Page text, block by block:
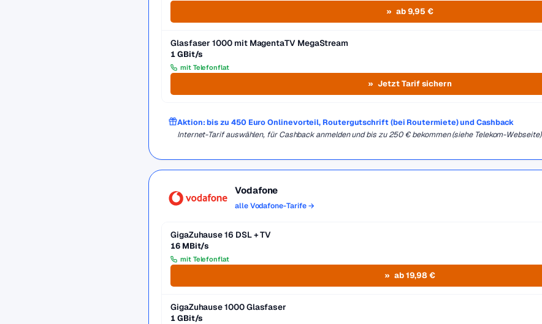
ab 9,95 €
Glasfaser 1000 mit MagentaTV MegaStream
1 GBit/s
mit Telefonflat
Jetzt Tarif sichern
Aktion: bis zu 450 Euro Onlinevorteil, Routergutschrift (bei Routermiete) und Cashback
Internet-Tarif auswählen, für Cashback anmelden und bis zu 250 € bekommen (siehe Telekom-Webseite)
Vodafone
alle Vodafone-Tarife →
GigaZuhause 16 DSL + TV
16 MBit/s
mit Telefonflat
ab 19,98 €
GigaZuhause 1000 Glasfaser
1 GBit/s